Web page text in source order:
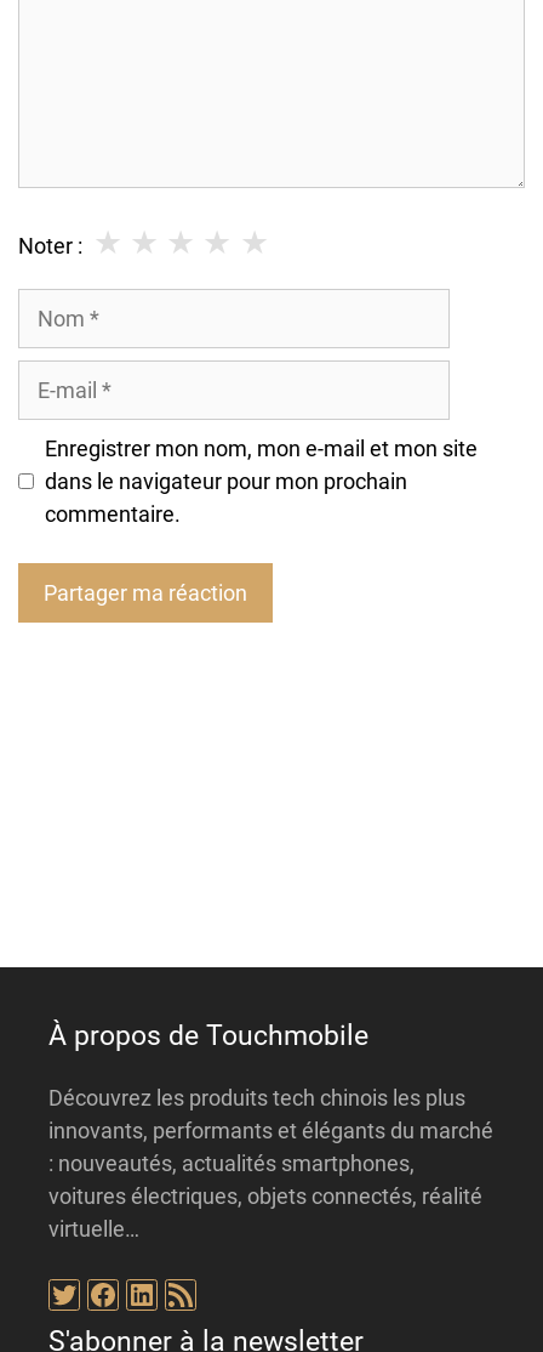
Noter : ★
★
★
★
★
Enregistrer mon nom, mon e-mail et mon site
dans le navigateur pour mon prochain
commentaire.
À propos de Touchmobile
Découvrez les produits tech chinois les plus
innovants, performants et élégants du marché
: nouveautés, actualités smartphones,
voitures électriques, objets connectés, réalité
virtuelle…
Twitter
Facebook
LinkedIn
Flux RSS
S'abonner à la newsletter